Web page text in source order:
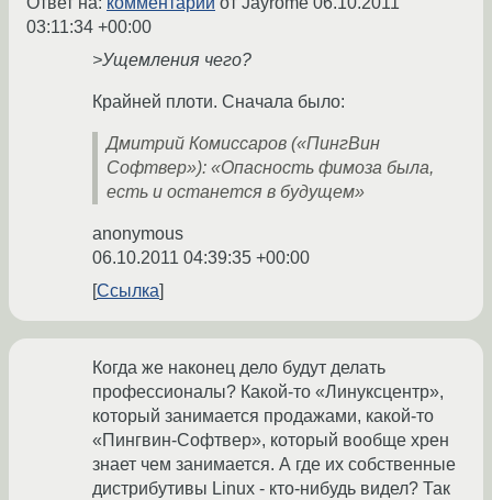
03:11:34 +00:00
>Ущемления чего?
Крайней плоти. Сначала было:
Дмитрий Комиссаров («ПингВин
Софтвер»): «Опасность фимоза была,
есть и останется в будущем»
anonymous
06.10.2011 04:39:35 +00:00
Ссылка
Когда же наконец дело будут делать
профессионалы? Какой-то «Линуксцентр»,
который занимается продажами, какой-то
«Пингвин-Софтвер», который вообще хрен
знает чем занимается. А где их собственные
дистрибутивы Linux - кто-нибудь видел? Так